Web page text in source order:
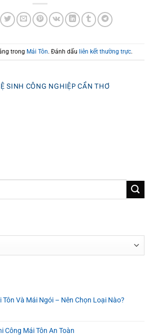
trong Mái Tôn. Đánh dấu liên kết thường trực.
SINH CÔNG NGHIỆP CẦN THƠ
Tôn Và Mái Ngói – Nên Chọn Loại Nào?
Công Mái Tôn An Toàn